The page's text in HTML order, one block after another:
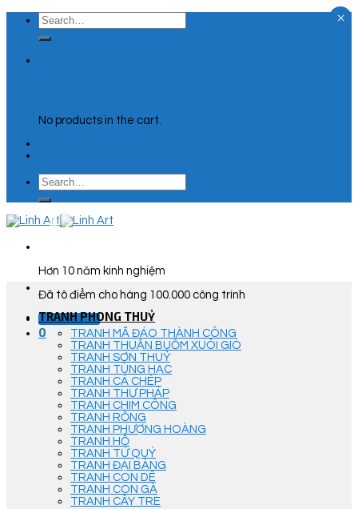
Skip
content
Search
for:
No products in the cart.
Search
for:
Hơn 10 năm kinh nghiệm
Đã tô điểm cho hàng 100.000 công trình
Góc Tư Vấn
0
TRANH PHONG THUỶ
TRANH MÃ ĐÁO THÀNH CÔNG
TRANH THUẬN BUỒM XUÔI GIÓ
TRANH SƠN THUỶ
TRANH TÙNG HẠC
TRANH CÁ CHÉP
TRANH THƯ PHÁP
TRANH CHIM CÔNG
TRANH RỒNG
TRANH PHƯỢNG HOÀNG
TRANH HỔ
TRANH TỨ QUÝ
TRANH ĐẠI BÀNG
TRANH CON DÊ
TRANH CON GÀ
TRANH CÂY TRE
×